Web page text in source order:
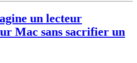
un lecteur
Mac sans sacrifier un